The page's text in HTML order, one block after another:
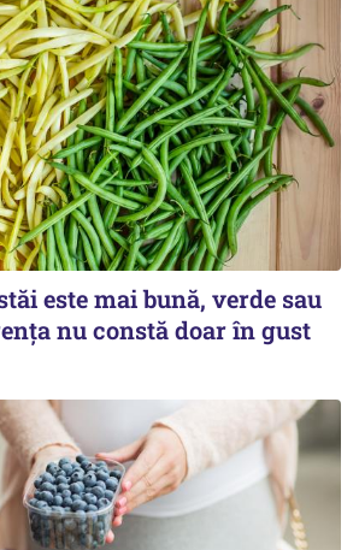
este mai bună, verde sau
nu constă doar în gust